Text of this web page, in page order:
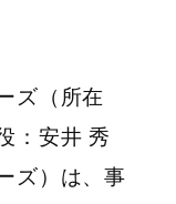
ズ（所在
：安井 秀
ズ）は、事